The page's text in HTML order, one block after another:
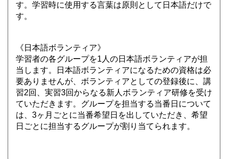
す。学習時に使用する言葉は原則として日本語だけで
す。
《日本語ボランティア》
学習者の各グループを1人の日本語ボランティアが担
当します。日本語ボランティアになるための資格は必
要ありませんが、ボランティアとしての登録後に、講
習2回、実習3回からなる新人ボランティア研修を受け
ていただきます。グループを担当する当番日について
は、3ヶ月ごとに当番希望日を出していただき、希望
日ごとに担当するグループが割り当てられます。